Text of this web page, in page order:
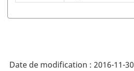
2012
Date de modification : 2016-11-30